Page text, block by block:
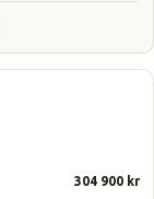
304 900 kr